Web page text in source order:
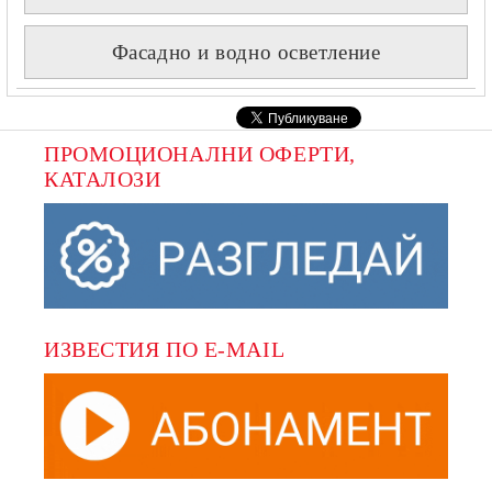
Фасадно и водно осветление
ПРОМОЦИОНАЛНИ ОФЕРТИ,
КАТАЛОЗИ
ИЗВЕСТИЯ ПО E-MAIL